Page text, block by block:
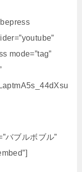
mode=”tag”
バブルボブル”